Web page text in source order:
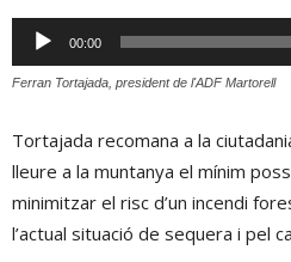
Reproductor
d'àudio
00:00
Ferran Tortajada, president de l'ADF Martorell
Tortajada recomana a la
lleure a la muntanya el mínim
minimitzar el risc d’un incendi
l’actual situació de sequera i pel